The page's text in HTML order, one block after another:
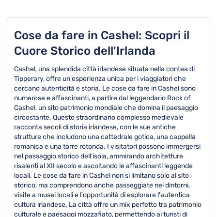
Cose da fare in Cashel: Scopri il
Cuore Storico dell'Irlanda
Cashel, una splendida città irlandese situata nella contea di
Tipperary, offre un'esperienza unica per i viaggiatori che
cercano autenticità e storia. Le cose da fare in Cashel sono
numerose e affascinanti, a partire dal leggendario Rock of
Cashel, un sito patrimonio mondiale che domina il paesaggio
circostante. Questo straordinario complesso medievale
racconta secoli di storia irlandese, con le sue antiche
strutture che includono una cattedrale gotica, una cappella
romanica e una torre rotonda. I visitatori possono immergersi
nel passaggio storico dell'isola, ammirando architetture
risalenti al XII secolo e ascoltando le affascinanti leggende
locali. Le cose da fare in Cashel non si limitano solo al sito
storico, ma comprendono anche passeggiate nei dintorni,
visite a musei locali e l'opportunità di esplorare l'autentica
cultura irlandese. La città offre un mix perfetto tra patrimonio
culturale e paesaggi mozzafiato, permettendo ai turisti di